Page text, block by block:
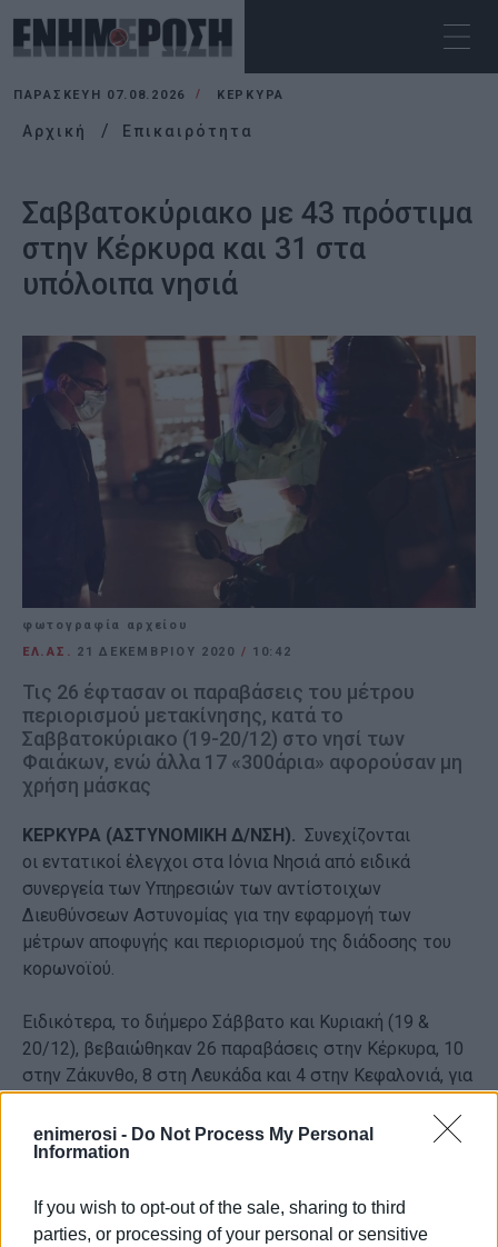
enimerosi - Do Not Process My Personal
Information
If you wish to opt-out of the sale, sharing to third
parties, or processing of your personal or sensitive
ΠΑΡΑΣΚΕΥΉ 07.08.2026 ΚΕΡΚΥΡΑ
Αρχική Επικαιρότητα
Σαββατοκύριακο με 43 πρόστιμα
στην Κέρκυρα και 31 στα
υπόλοιπα νησιά
φωτογραφία αρχείου
ΕΛ.ΑΣ. 21 ΔΕΚΕΜΒΡΊΟΥ 2020 / 10:42
Τις 26 έφτασαν οι παραβάσεις του μέτρου
περιορισμού μετακίνησης, κατά το
Σαββατοκύριακο (19-20/12) στο νησί των
Φαιάκων, ενώ άλλα 17 «300άρια» αφορούσαν μη
χρήση μάσκας
ΚΕΡΚΥΡΑ (ΑΣΤΥΝΟΜΙΚΗ Δ/ΝΣΗ). Συνεχίζονται
οι εντατικοί έλεγχοι στα Ιόνια Νησιά από ειδικά
συνεργεία των Υπηρεσιών των αντίστοιχων
Διευθύνσεων Αστυνομίας για την εφαρμογή των
μέτρων αποφυγής και περιορισμού της διάδοσης του
κορωνοϊού.
Ειδικότερα, το διήμερο Σάββατο και Κυριακή (19 &
20/12), βεβαιώθηκαν 26 παραβάσεις στην Κέρκυρα, 10
στην Ζάκυνθο, 8 στη Λευκάδα και 4 στην Κεφαλονιά, για
διοικητικά πρόστιμα των 300€.
Κέρκυρα, 5 στη Ζάκυνθο, 2 στη Λευκάδα και 2 στην
Κεφαλονιά, για μη χρήση μάσκας, για τις οποίες